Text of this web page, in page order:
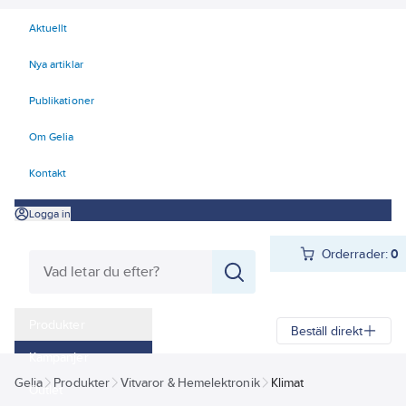
Aktuellt
Nya artiklar
Publikationer
Om Gelia
Kontakt
Logga in
Orderrader:0
Kampanjer
Outlet
Beställ direkt
Gelia Produkter Vitvaror & Hemelektronik Klimat